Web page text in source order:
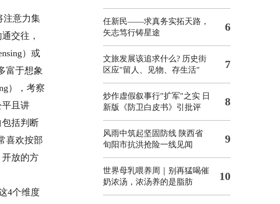
注意力集
交往，
）或
富于想象
），考察
且讲
括判断
喜欢按部
放的方
4个维度
任新民——求真务实拓天路，
矢志笃行铸星途
6
文旅发展该追求什么? 历史街
区应"留人、见物、存生活"
7
炒作虚假叙事行"扩军"之实 日
新版《防卫白皮书》引批评
8
风雨中筑起坚固防线 陕西省
旬阳市抗洪抢险一线见闻
9
世界母乳喂养周｜别再猛喝催
奶浓汤，浓汤养的是脂肪
10